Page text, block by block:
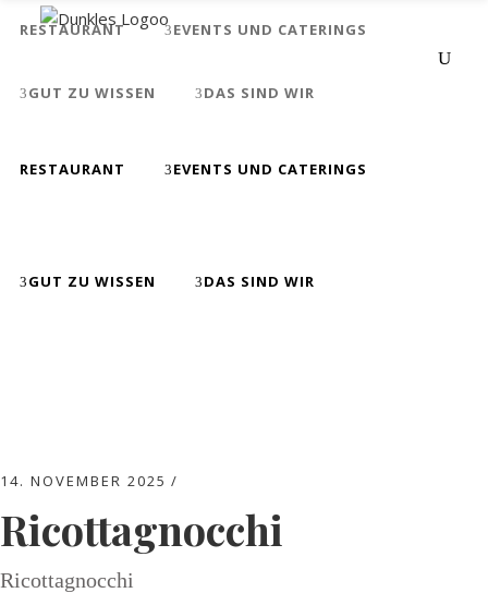
RESTAURANT EVENTS UND CATERINGS
GUT ZU WISSEN DAS SIND WIR
RESTAURANT EVENTS UND CATERINGS
GUT ZU WISSEN DAS SIND WIR
Ricottagnocchi
14. NOVEMBER 2025
Ricottagnocchi
Ricottagnocchi